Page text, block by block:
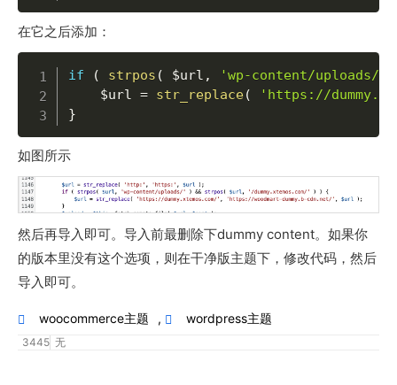
在它之后添加：
if ( strpos ( $url , 'wp-content/uploads/'
$url
= str_replace(
'https://
}
如图所示
然后再导入即可。导入前最删除下dummy content。如果你
的版本里没有这个选项，则在干净版主题下，修改代码，然后
导入即可。
woocommerce主题 , wordpress主题
3445 无